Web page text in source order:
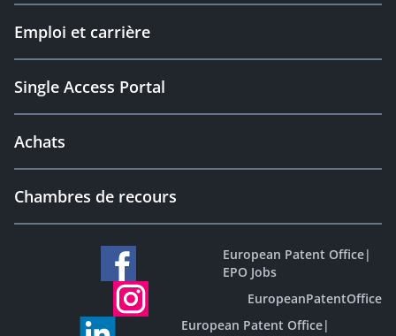
Emploi et carrière
Single Access Portal
Achats
Chambres de recours
European Patent Office|
EPO Jobs
EuropeanPatentOffice
European Patent Office|